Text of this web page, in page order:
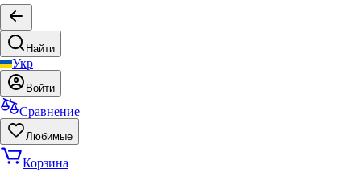
Найти
Укр
Войти
Сравнение
Любимые
Корзина